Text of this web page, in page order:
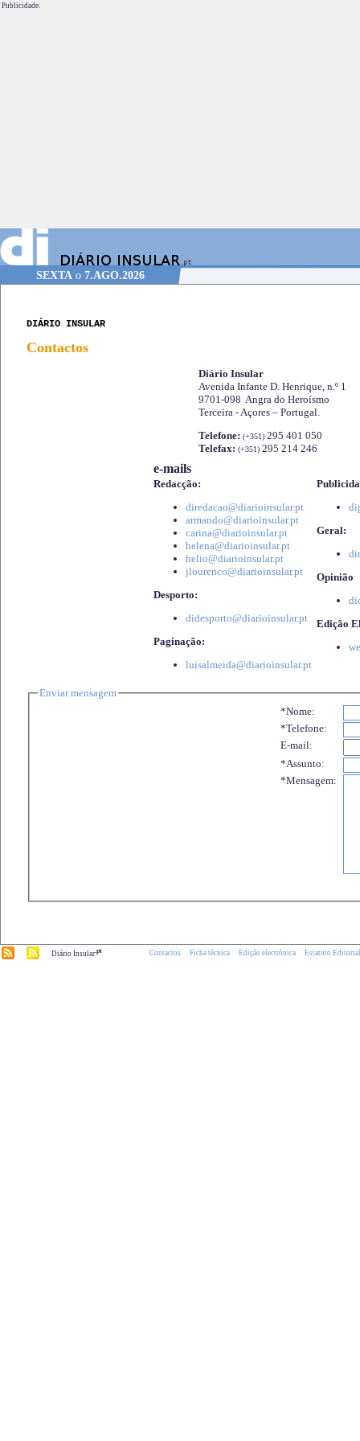
Publicidade.
SEXTA o 7.AGO.2026
DIÁRIO INSULAR
Contactos
Diário Insular
Avenida Infante D. Henrique, n.º 1
9701-098 Angra do Heroísmo
Terceira - Açores – Portugal.
Telefone: (+351) 295 401 050
Telefax: (+351) 295 214 246
e-mails
Redacção:
diredacao@diarioinsular.pt
armando@diarioinsular.pt
carina@diarioinsular.pt
helena@diarioinsular.pt
helio@diarioinsular.pt
jlourenco@diarioinsular.pt
Desporto:
didesporto@diarioinsular.pt
Paginação:
luisalmeida@diarioinsular.pt
Geral:
Opinião
Edição
Enviar mensagem
*Nome:
*Telefone:
E-mail:
*Assunto:
*Mensagem:
Diário Insular.pt Contactos Ficha técnica Edição electrónica Estatuto Editorial